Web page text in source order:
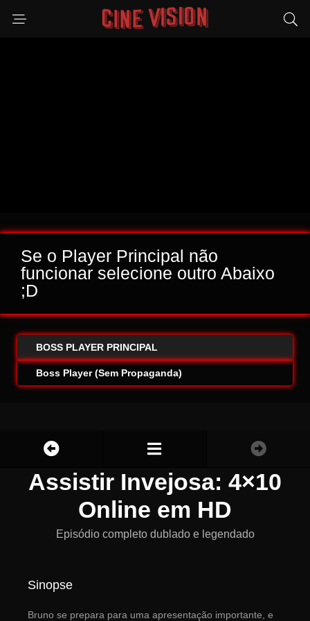
Se o Player Principal não
funcionar selecione outro Abaixo
;D
BOSS PLAYER PRINCIPAL
Boss Player (Sem Propaganda)
Assistir Invejosa: 4×10
Online em HD
Episódio completo dublado e legendado
Sinopse
Bruno se prepara para uma apresentação importante, e